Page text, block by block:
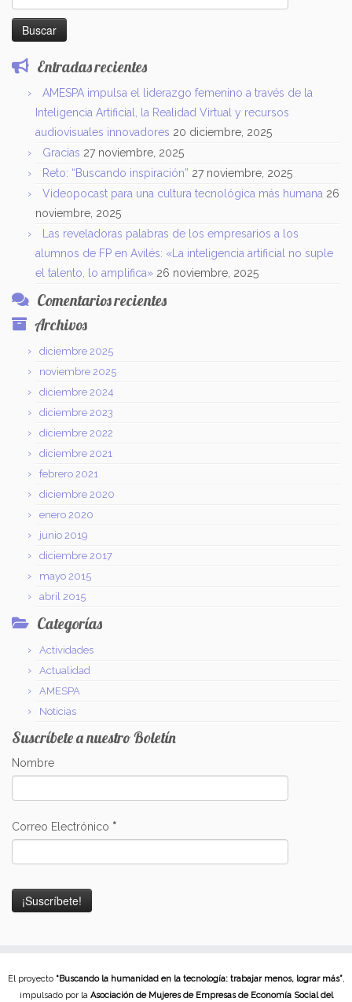
Entradas recientes
AMESPA impulsa el liderazgo femenino a través de la
Inteligencia Artificial, la Realidad Virtual y recursos
audiovisuales innovadores 20 diciembre, 2025
Gracias 27 noviembre, 2025
Reto: “Buscando inspiración” 27 noviembre, 2025
Videopocast para una cultura tecnológica más humana 26
noviembre, 2025
Las reveladoras palabras de los empresarios a los
alumnos de FP en Avilés: «La inteligencia artificial no suple
el talento, lo amplifica» 26 noviembre, 2025
Comentarios recientes
Archivos
diciembre 2025
noviembre 2025
diciembre 2024
diciembre 2023
diciembre 2022
diciembre 2021
febrero 2021
diciembre 2020
enero 2020
junio 2019
diciembre 2017
mayo 2015
abril 2015
Categorías
Actividades
Actualidad
AMESPA
Noticias
Suscríbete a nuestro Boletín
Nombre
Correo Electrónico *
El proyecto “Buscando la humanidad en la tecnología: trabajar menos, lograr más”,
impulsado por la Asociación de Mujeres de Empresas de Economía Social del